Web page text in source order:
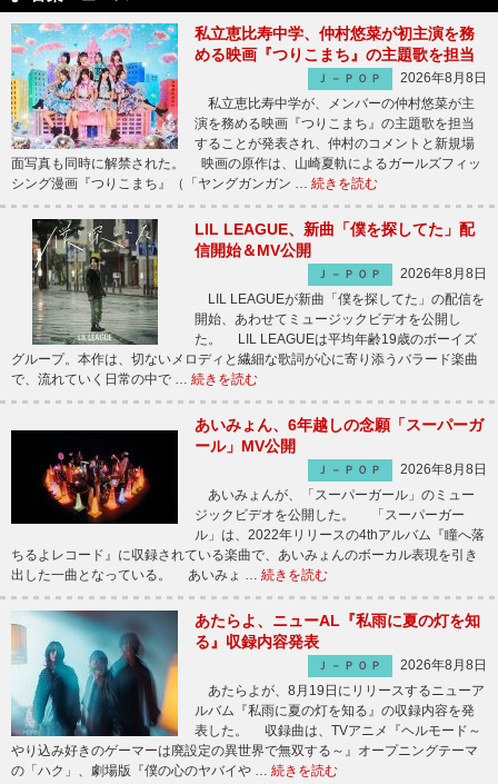
私立恵比寿中学、仲村悠菜が初主演を務
める映画『つりこまち』の主題歌を担当
Ｊ－ＰＯＰ
2026年8月8日
私立恵比寿中学が、メンバーの仲村悠菜が主
演を務める映画『つりこまち』の主題歌を担当
することが発表され、仲村のコメントと新規場
面写真も同時に解禁された。 映画の原作は、山崎夏軌によるガールズフィッ
シング漫画『つりこまち』（「ヤングガンガン … 続きを読む
LIL LEAGUE、新曲「僕を探してた」配
信開始＆MV公開
Ｊ－ＰＯＰ
2026年8月8日
LIL LEAGUEが新曲「僕を探してた」の配信を
開始、あわせてミュージックビデオを公開し
た。 LIL LEAGUEは平均年齢19歳のボーイズ
グループ。本作は、切ないメロディと繊細な歌詞が心に寄り添うバラード楽曲
で、流れていく日常の中で … 続きを読む
あいみょん、6年越しの念願「スーパーガ
ール」MV公開
Ｊ－ＰＯＰ
2026年8月8日
あいみょんが、「スーパーガール」のミュー
ジックビデオを公開した。 「スーパーガー
ル」は、2022年リリースの4thアルバム『瞳へ落
ちるよレコード』に収録されている楽曲で、あいみょんのボーカル表現を引き
出した一曲となっている。 あいみょ … 続きを読む
あたらよ、ニューAL『私雨に夏の灯を知
る』収録内容発表
Ｊ－ＰＯＰ
2026年8月8日
あたらよが、8月19日にリリースするニューア
ルバム『私雨に夏の灯を知る』の収録内容を発
表した。 収録曲は、TVアニメ『ヘルモード～
やり込み好きのゲーマーは廃設定の異世界で無双する～』オープニングテーマ
の「ハク」、劇場版『僕の心のヤバイや … 続きを読む